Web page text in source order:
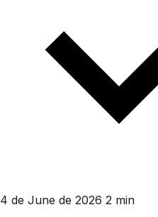
4 de June de 2026 2 min